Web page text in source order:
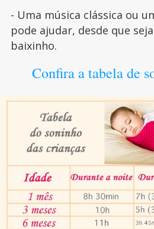
- Uma música clássica ou
pode ajudar, desde que
baixinho.
Confira a tabela de